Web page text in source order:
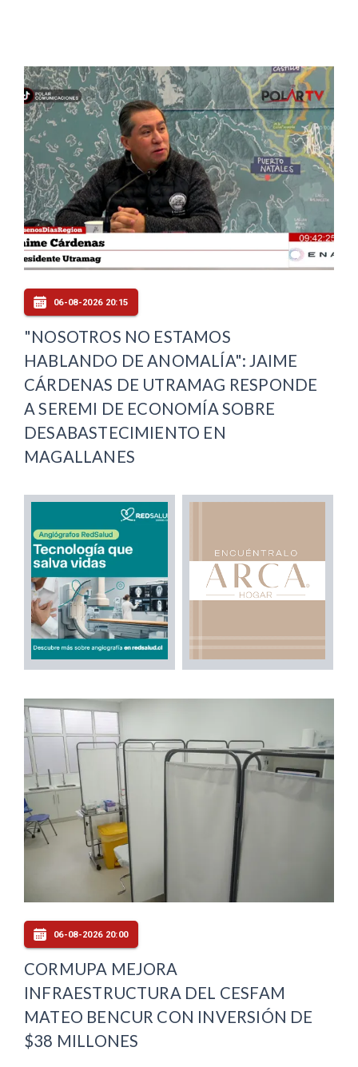
06-08-2026 20:15
"NOSOTROS NO ESTAMOS
HABLANDO DE ANOMALÍA": JAIME
CÁRDENAS DE UTRAMAG RESPONDE
A SEREMI DE ECONOMÍA SOBRE
DESABASTECIMIENTO EN
MAGALLANES
06-08-2026 20:00
CORMUPA MEJORA
INFRAESTRUCTURA DEL CESFAM
MATEO BENCUR CON INVERSIÓN DE
$38 MILLONES